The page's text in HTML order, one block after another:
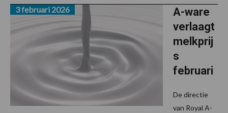
A-ware
verlaagt
melkprij
s
februari
3 februari 2026
De directie
van Royal A-